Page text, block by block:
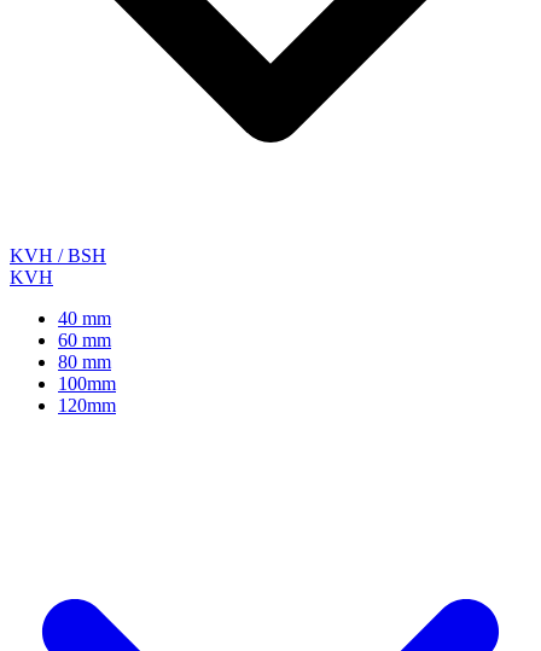
KVH / BSH
KVH
40 mm
60 mm
80 mm
100mm
120mm